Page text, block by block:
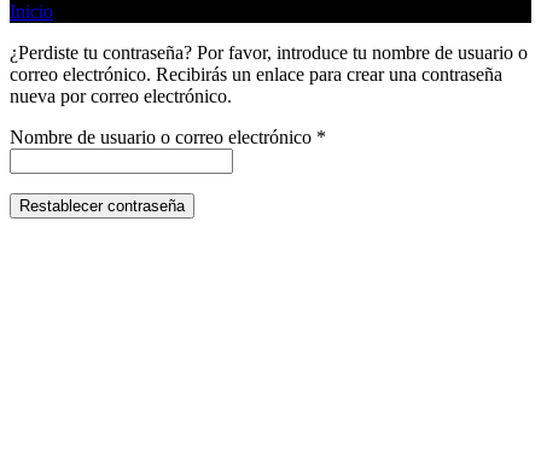
Inicio
¿Perdiste tu contraseña? Por favor, introduce tu nombre de usuario o
correo electrónico. Recibirás un enlace para crear una contraseña
nueva por correo electrónico.
Nombre de usuario o correo electrónico *
Restablecer contraseña